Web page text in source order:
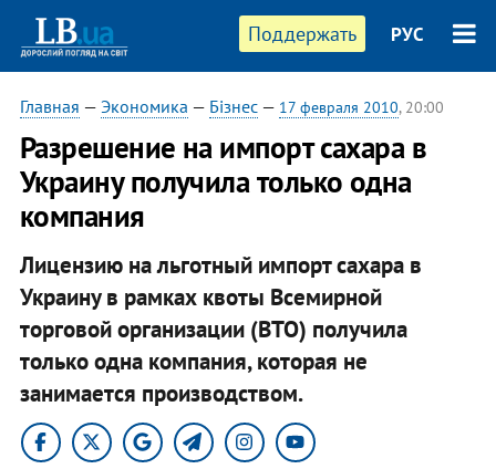
Поддержать РУС
Главная — Экономика — Бізнес— 17 февраля 2010, 20:00
Разрешение на импорт сахара в
Украину получила только одна
компания
Лицензию на льготный импорт сахара в
Украину в рамках квоты Всемирной
торговой организации (ВТО) получила
только одна компания, которая не
занимается производством.